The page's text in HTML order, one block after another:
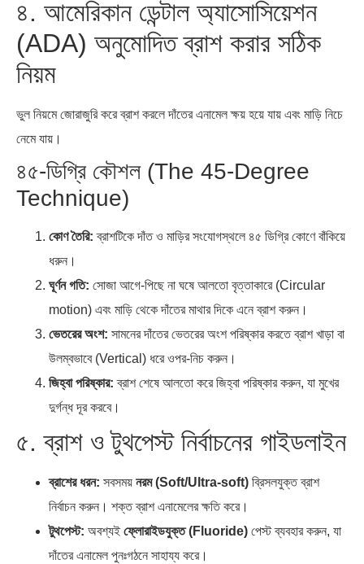
৪. আমেরিকান ডেন্টাল অ্যাসোসিয়েশন
(ADA) অনুমোদিত ব্রাশ করার সঠিক
নিয়ম
ভুল নিয়মে জোরাজুরি করে ব্রাশ করলে দাঁতের এনামেল ক্ষয় হয়ে যায় এবং মাড়ি নিচে
নেমে যায়।
৪৫-ডিগ্রি কৌশল (The 45-Degree
Technique)
কোণ তৈরি: ব্রাশটিকে দাঁত ও মাড়ির সংযোগস্থলে ৪৫ ডিগ্রি কোণে বাঁকিয়ে
ধরুন।
ঘূর্ণন গতি: সোজা আগে-পিছে না ঘষে আলতো বৃত্তাকারে (Circular
motion) এবং মাড়ি থেকে দাঁতের মাথার দিকে এনে ব্রাশ করুন।
ভেতরের অংশ: সামনের দাঁতের ভেতরের অংশ পরিষ্কার করতে ব্রাশ খাড়া বা
উলম্বভাবে (Vertical) ধরে ওপর-নিচ করুন।
জিহ্বা পরিষ্কার: ব্রাশ শেষে আলতো করে জিহ্বা পরিষ্কার করুন, যা মুখের
দুর্গন্ধ দূর করবে।
৫. ব্রাশ ও টুথপেস্ট নির্বাচনের গাইডলাইন
ব্রাশের ধরন: সবসময় নরম (Soft/Ultra-soft) ব্রিসলযুক্ত ব্রাশ
নির্বাচন করুন। শক্ত ব্রাশ এনামেলের ক্ষতি করে।
টুথপেস্ট: অবশ্যই ফ্লোরাইডযুক্ত (Fluoride) পেস্ট ব্যবহার করুন, যা
দাঁতের এনামেল পুনঃগঠনে সাহায্য করে।